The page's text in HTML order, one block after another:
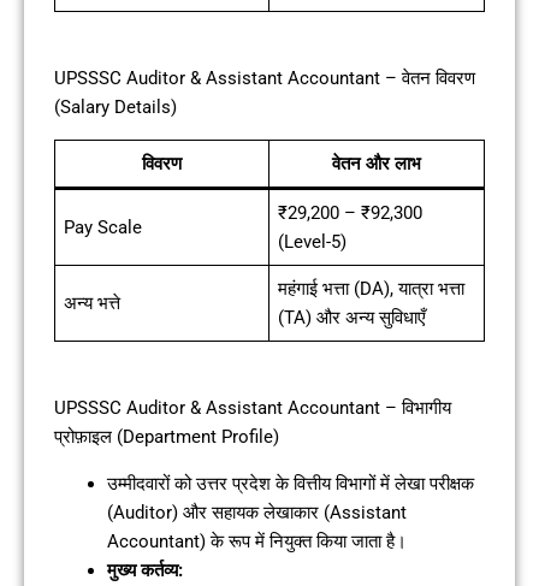
UPSSSC Auditor & Assistant Accountant – वेतन विवरण
(Salary Details)
विवरण वेतन और लाभ
Pay Scale
₹29,200 – ₹92,300
(Level-5)
अन्य भत्ते
महंगाई भत्ता (DA), यात्रा भत्ता
(TA) और अन्य सुविधाएँ
UPSSSC Auditor & Assistant Accountant – विभागीय
प्रोफ़ाइल (Department Profile)
उम्मीदवारों को उत्तर प्रदेश के वित्तीय विभागों में लेखा परीक्षक
(Auditor) और सहायक लेखाकार (Assistant
Accountant) के रूप में नियुक्त किया जाता है।
मुख्य कर्तव्य: